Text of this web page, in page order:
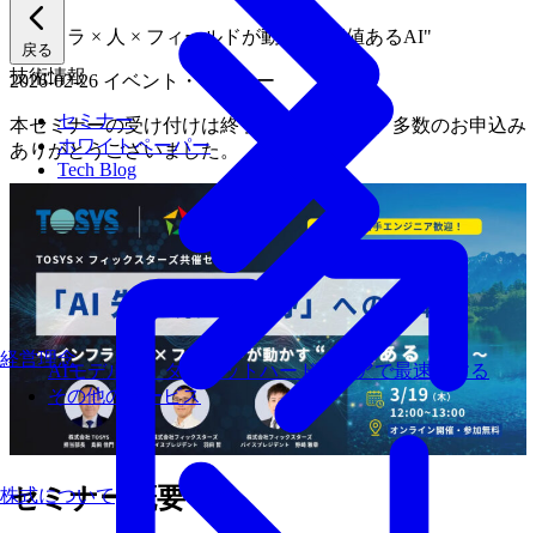
戻る
技術情報
セミナー
ホワイトペーパー
Tech Blog
経営理念
AIモデルを、ターゲットハードウェアで最速にする
その他のサービス
株式について
インフラ × 人 × フィールドが動かす"価値あるAI"
2026-02-26 イベント・セミナー
本セミナーの受け付けは終了いたしました。多数のお申込み
ありがとうございました。
セミナー概要